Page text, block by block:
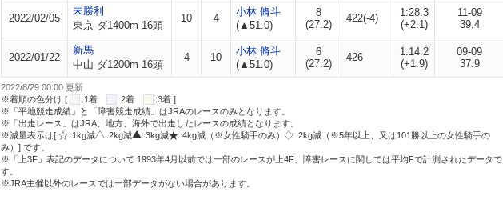
2022/02/05
未勝利
東京 ダ1400m 16頭
10 4
小林 脩斗
(▲51.0)
8
(27.2)
422(-4)
1:28.3
(+2.1)
11-09
39.4
2022/01/22
新馬
中山 ダ1200m 16頭
4 10
小林 脩斗
(▲51.0)
6
(27.2)
426
1:14.2
(+1.9)
09-09
37.9
2022/8/29 00:00 更新
※着順の色分け [
:1着 :2着
:3着 ]
※「平地競走成績」と「障害競走成績」はJRAのレースのみとなります。
※「出走レース」はJRA、地方、海外で出走したレースの成績となります。
※減量表示は[
:1kg減 :2kg減 :3kg減 :4kg減（※女性騎手のみ）
:2kg減（※5年以上、又は101勝以上の女性騎手の
み）] です。
※「上3F」表記のデータについて 1993年4月以前では一部のレースが上4F、障害レースに関しては平均Fで計測されたデータで
す。
※JRA主催以外のレースでは一部データがない場合があります。